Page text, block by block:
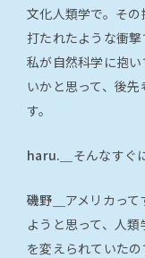
文化人類学で。そ
打たれたような衝撃
私が自然科学に抱
いかと思って、後
す。
haru.＿ そんなすぐ
磯野＿ アメリカっ
ようと思って、人
を変えられていた